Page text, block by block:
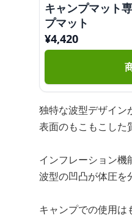
キャンプマット
プマット
¥4,420
独特な波型デザイン
表面のもこもこした
インフレーション機
波型の凹凸が体圧を
キャンプでの使用は